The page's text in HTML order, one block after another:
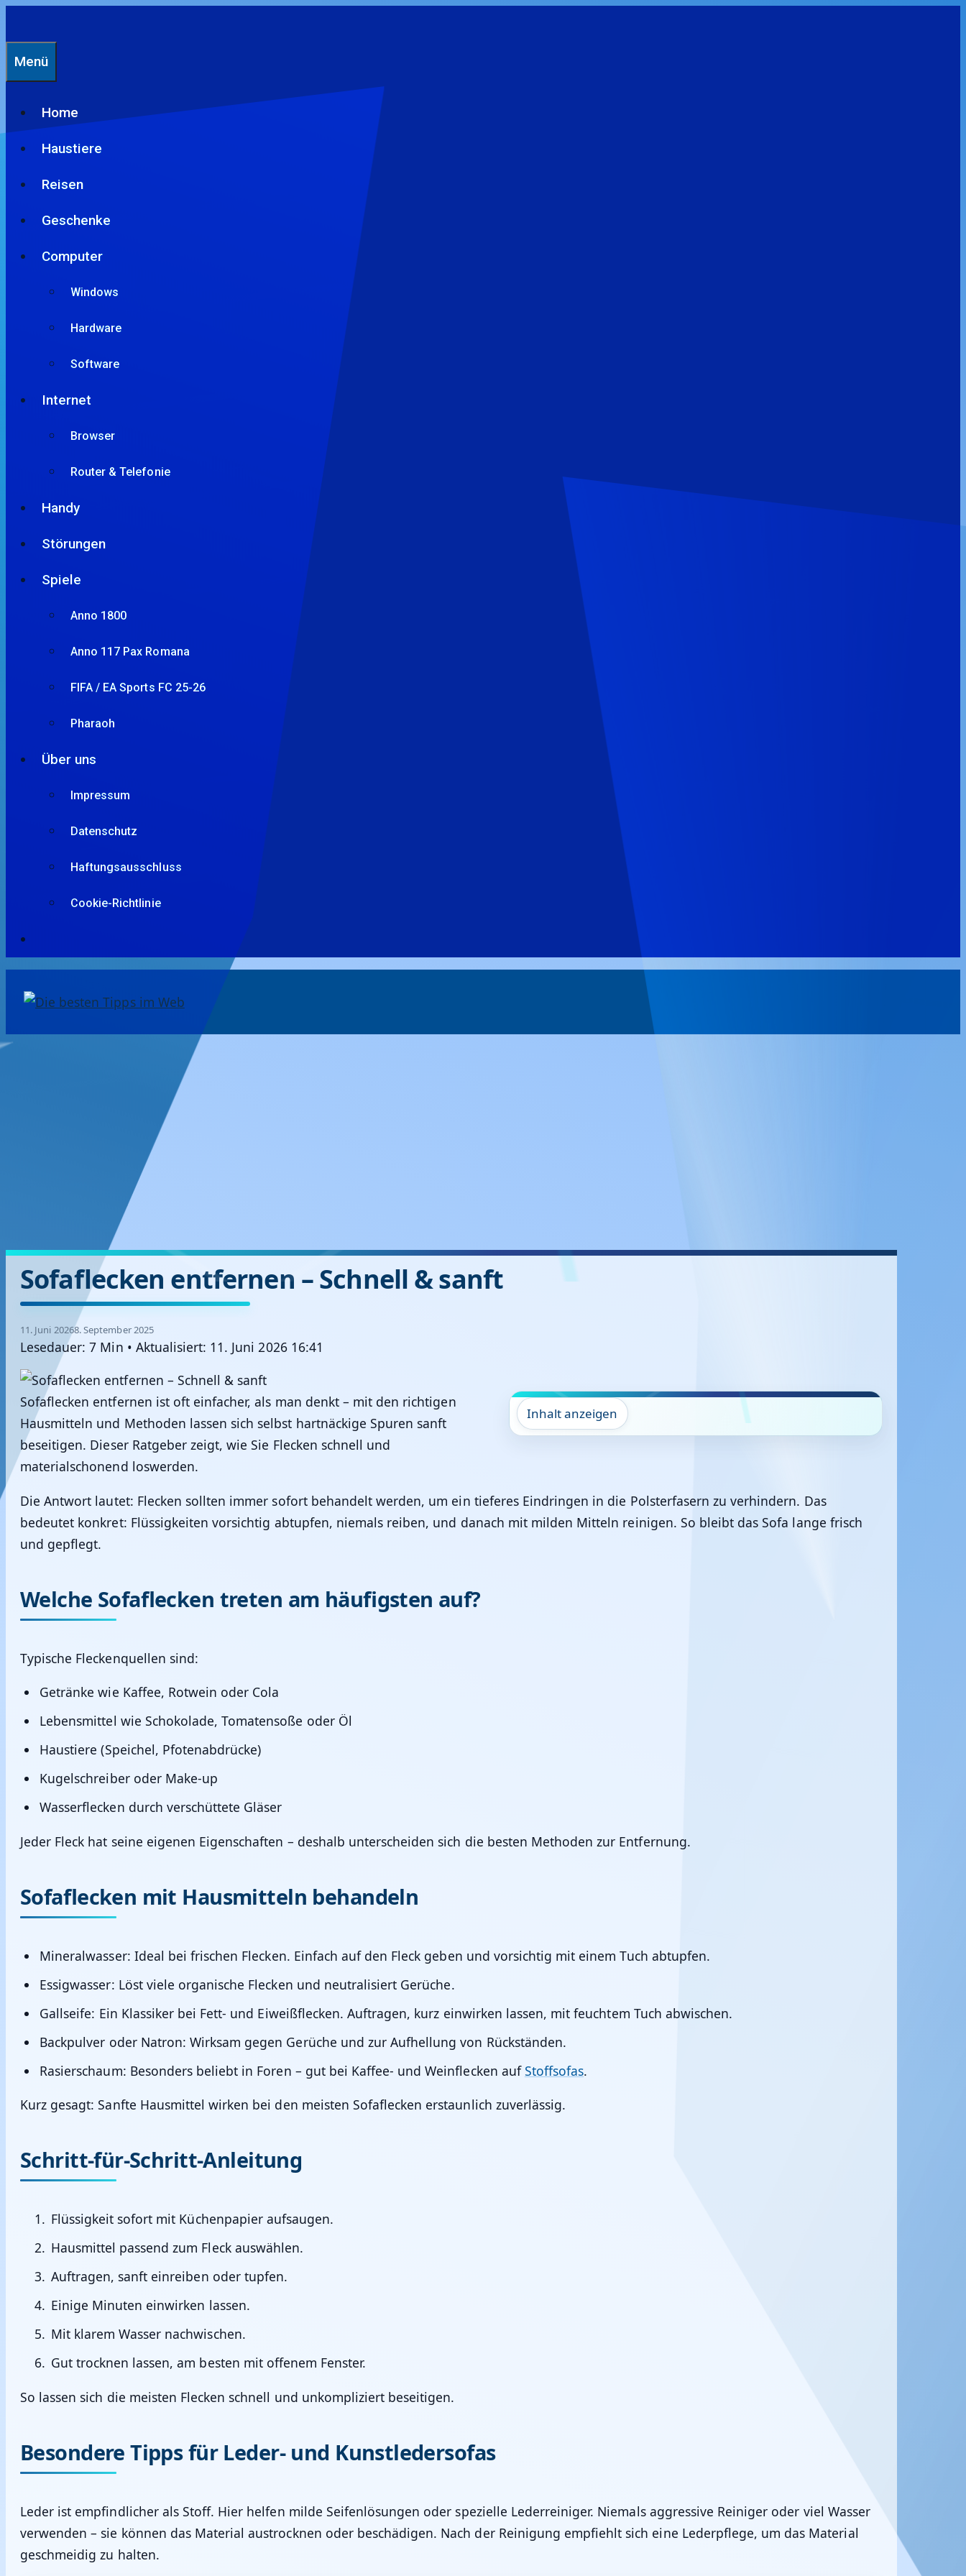
Inhalt
springen
Menü
Home
Haustiere
Reisen
Geschenke
Computer
Windows
Hardware
Software
Internet
Browser
Router & Telefonie
Handy
Störungen
Spiele
Anno 1800
Anno 117 Pax Romana
FIFA / EA Sports FC 25-26
Pharaoh
Über uns
Impressum
Datenschutz
Haftungsausschluss
Cookie-Richtlinie
Sofaflecken entfernen – Schnell & sanft
11. Juni 20268. September 2025
Lesedauer: 7 Min • Aktualisiert: 11. Juni 2026 16:41
Inhalt anzeigen
Sofaflecken entfernen ist oft einfacher, als man denkt – mit den richtigen
Hausmitteln und Methoden lassen sich selbst hartnäckige Spuren sanft
beseitigen. Dieser Ratgeber zeigt, wie Sie Flecken schnell und
materialschonend loswerden.
Die Antwort lautet: Flecken sollten immer sofort behandelt werden, um ein tieferes Eindringen in die Polsterfasern zu verhindern. Das
bedeutet konkret: Flüssigkeiten vorsichtig abtupfen, niemals reiben, und danach mit milden Mitteln reinigen. So bleibt das Sofa lange frisch
und gepflegt.
Welche Sofaflecken treten am häufigsten auf?
Typische Fleckenquellen sind:
Getränke wie Kaffee, Rotwein oder Cola
Lebensmittel wie Schokolade, Tomatensoße oder Öl
Haustiere (Speichel, Pfotenabdrücke)
Kugelschreiber oder Make-up
Wasserflecken durch verschüttete Gläser
Jeder Fleck hat seine eigenen Eigenschaften – deshalb unterscheiden sich die besten Methoden zur Entfernung.
Sofaflecken mit Hausmitteln behandeln
Mineralwasser: Ideal bei frischen Flecken. Einfach auf den Fleck geben und vorsichtig mit einem Tuch abtupfen.
Essigwasser: Löst viele organische Flecken und neutralisiert Gerüche.
Gallseife: Ein Klassiker bei Fett- und Eiweißflecken. Auftragen, kurz einwirken lassen, mit feuchtem Tuch abwischen.
Backpulver oder Natron: Wirksam gegen Gerüche und zur Aufhellung von Rückständen.
Rasierschaum: Besonders beliebt in Foren – gut bei Kaffee- und Weinflecken aufStoffsofas.
Kurz gesagt: Sanfte Hausmittel wirken bei den meisten Sofaflecken erstaunlich zuverlässig.
Schritt-für-Schritt-Anleitung
Flüssigkeit sofort mit Küchenpapier aufsaugen.
Hausmittel passend zum Fleck auswählen.
Auftragen, sanft einreiben oder tupfen.
Einige Minuten einwirken lassen.
Mit klarem Wasser nachwischen.
Gut trocknen lassen, am besten mit offenem Fenster.
So lassen sich die meisten Flecken schnell und unkompliziert beseitigen.
Besondere Tipps für Leder- und Kunstledersofas
Leder ist empfindlicher als Stoff. Hier helfen milde Seifenlösungen oder spezielle Lederreiniger. Niemals aggressive Reiniger oder viel Wasser
verwenden – sie können das Material austrocknen oder beschädigen. Nach der Reinigung empfiehlt sich eine Lederpflege, um das Material
geschmeidig zu halten.